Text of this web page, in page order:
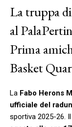
La truppa
al
Prima
Basket
La Fabo Herons
ufficiale del
sportiva 2025-26.